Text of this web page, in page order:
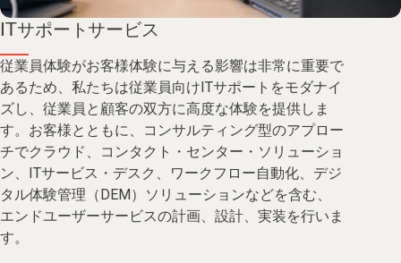
ITサポートサービス
従業員体験がお客様体験に与える影響は非常に重要で
あるため、私たちは従業員向けITサポートをモダナイ
ズし、従業員と顧客の双方に高度な体験を提供しま
す。お客様とともに、コンサルティング型のアプロー
チでクラウド、コンタクト・センター・ソリューショ
ン、ITサービス・デスク、ワークフロー自動化、デジ
タル体験管理（DEM）ソリューションなどを含む、
エンドユーザーサービスの計画、設計、実装を行いま
す。